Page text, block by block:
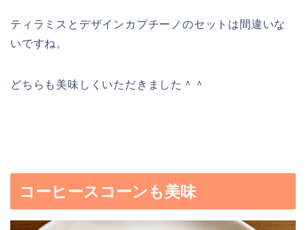
ティラミスとデザインカプチーノのセットは間違いな
いですね。
どちらも美味しくいただきました＾＾
コーヒースコーンも美味